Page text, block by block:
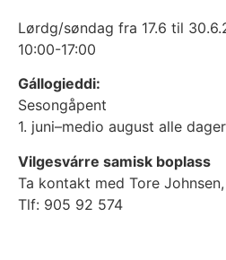
Lørdg/søndag fra 17.6 til
10:00-17:00
Gállogieddi:
Sesongåpent
1. juni–medio august alle
Vilgesvárre samisk boplass
Ta kontakt med Tore
Tlf: 905 92 574